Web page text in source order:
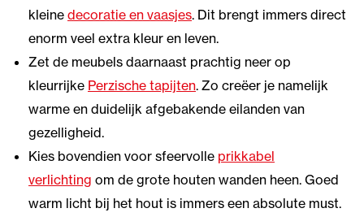
kleine decoratie en vaasjes. Dit brengt immers direct
enorm veel extra kleur en leven.
Zet de meubels daarnaast prachtig neer op
kleurrijke Perzische tapijten. Zo creëer je namelijk
warme en duidelijk afgebakende eilanden van
gezelligheid.
Kies bovendien voor sfeervolle prikkabel
verlichting om de grote houten wanden heen. Goed
warm licht bij het hout is immers een absolute must.